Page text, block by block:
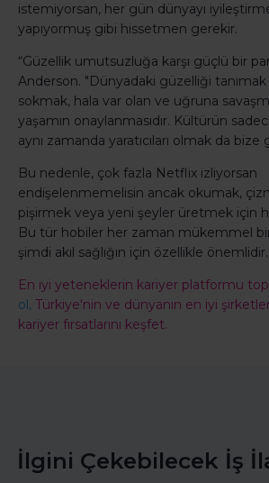
istemiyorsan, her gün dünyayı
yapıyormuş gibi hissetmen gerekir.
“Güzellik umutsuzluğa karşı güçlü bir
Anderson. "Dünyadaki güzelliği tanımak
sokmak, hala var olan ve uğruna
yaşamın onaylanmasıdır. Kültürün
aynı zamanda yaratıcıları olmak da bize
Bu nedenle, çok fazla Netflix izliyorsan
endişelenmemelisin ancak okumak,
pişirmek veya yeni şeyler üretmek için
Bu tür hobiler her zaman mükemmel
şimdi akıl sağlığın için özellikle önemlidir.
En iyi yeteneklerin kariyer platformu
ol, Türkiye'nin ve dünyanın en iyi
kariyer fırsatlarını keşfet.
İlgini Çekebilecek İş